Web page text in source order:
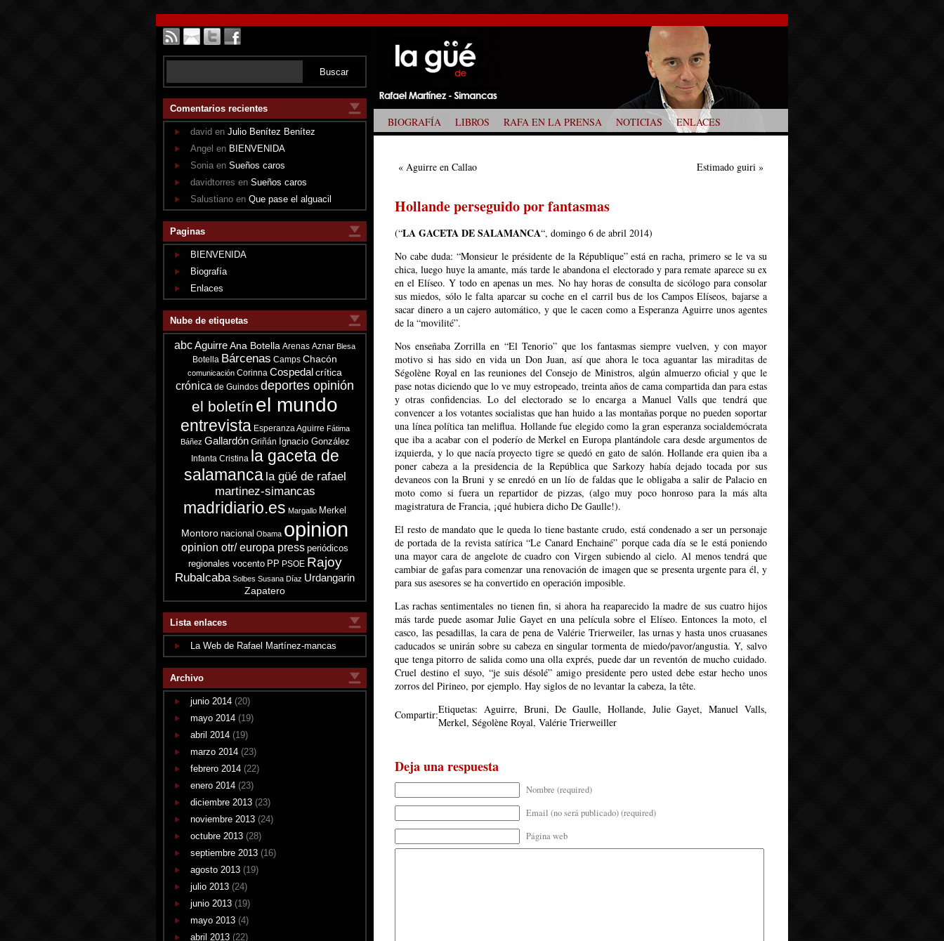
Comentarios recientes
david en Julio Benítez Benítez
Angel en BIENVENIDA
Sonia en Sueños caros
davidtorres en Sueños caros
Salustiano en Que pase el alguacil
Paginas
BIENVENIDA
Biografía
Enlaces
Nube de etiquetas
abcAguirre Ana Botella Arenas Aznar Blesa
Botella Bárcenas Camps Chacón
comunicación Corinna Cospedal crítica
crónica de Guindos deportes opinión
el boletín el mundo
entrevista Esperanza Aguirre Fátima
Báñez Gallardón Griñán Ignacio González
Infanta Cristina la gaceta de
salamanca la güé de rafael
martinez-simancas
madridiario.es Margallo Merkel
Montoro nacional Obama opinion
opinion otr/ europa press periódicos
regionales vocento PP PSOE Rajoy
Rubalcaba Solbes Susana Díaz Urdangarin
Zapatero
Lista enlaces
La Web de Rafael Martínez-mancas
Archivo
junio 2014 (20)
mayo 2014 (19)
abril 2014 (19)
marzo 2014 (23)
febrero 2014 (22)
enero 2014 (23)
diciembre 2013 (23)
noviembre 2013 (24)
octubre 2013 (28)
septiembre 2013 (16)
agosto 2013 (19)
julio 2013 (24)
junio 2013 (19)
mayo 2013 (4)
abril 2013 (22)
BIOGRAFÍA LIBROS RAFA EN LA PRENSA NOTICIAS ENLACES
« Aguirre en Callao Estimado guiri »
Hollande perseguido por fantasmas
(“LA GACETA DE SALAMANCA“, domingo 6 de abril 2014)
No cabe duda: “Monsieur le présidente de la République” está en racha, primero se le va su
chica, luego huye la amante, más tarde le abandona el electorado y para remate aparece su ex
en el Elíseo. Y todo en apenas un mes. No hay horas de consulta de sicólogo para consolar
sus miedos, sólo le falta aparcar su coche en el carril bus de los Campos Elíseos, bajarse a
sacar dinero a un cajero automático, y que le cacen como a Esperanza Aguirre unos agentes
de la “movilité”.
Nos enseñaba Zorrilla en “El Tenorio” que los fantasmas siempre vuelven, y con mayor
motivo si has sido en vida un Don Juan, así que ahora le toca aguantar las miraditas de
Ségolène Royal en las reuniones del Consejo de Ministros, algún almuerzo oficial y que le
pase notas diciendo que lo ve muy estropeado, treinta años de cama compartida dan para estas
y otras confidencias. Lo del electorado se lo encarga a Manuel Valls que tendrá que
convencer a los votantes socialistas que han huido a las montañas porque no pueden soportar
una línea política tan meliflua. Hollande fue elegido como la gran esperanza socialdemócrata
que iba a acabar con el poderío de Merkel en Europa plantándole cara desde argumentos de
izquierda, y lo que nacía proyecto tigre se quedó en gato de salón. Hollande era quien iba a
poner cabeza a la presidencia de la República que Sarkozy había dejado tocada por sus
devaneos con la Bruni y se enredó en un lío de faldas que le obligaba a salir de Palacio en
moto como si fuera un repartidor de pizzas, (algo muy poco honroso para la más alta
magistratura de Francia, ¡qué hubiera dicho De Gaulle!).
El resto de mandato que le queda lo tiene bastante crudo, está condenado a ser un personaje
de portada de la revista satírica “Le Canard Enchainé” porque cada día se le está poniendo
una mayor cara de angelote de cuadro con Virgen subiendo al cielo. Al menos tendrá que
cambiar de gafas para comenzar una renovación de imagen que se presenta urgente para él, y
para sus asesores se ha convertido en operación imposible.
Las rachas sentimentales no tienen fin, si ahora ha reaparecido la madre de sus cuatro hijos
más tarde puede asomar Julie Gayet en una película sobre el Elíseo. Entonces la moto, el
casco, las pesadillas, la cara de pena de Valérie Trierweiler, las urnas y hasta unos cruasanes
caducados se unirán sobre su cabeza en singular tormenta de miedo/pavor/angustia. Y, salvo
que tenga pitorro de salida como una olla exprés, puede dar un reventón de mucho cuidado.
Cruel destino el suyo, “je suis désolé” amigo presidente pero usted debe estar hecho unos
zorros del Pirineo, por ejemplo. Hay siglos de no levantar la cabeza, la tête.
Compartir:Etiquetas: Aguirre, Bruni,De Gaulle, Hollande, Julie Gayet,Manuel Valls,
Merkel, Ségolène Royal, Valérie Trierweiller
Deja una respuesta
Nombre (required)
Email (no será publicado) (required)
Página web